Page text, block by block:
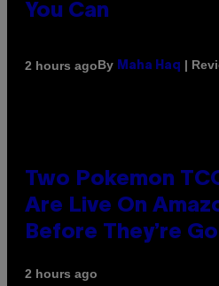
You Can
2 hours agoBy Maha Haq |
Two Pokemon
Are Live On
Before They’re
2 hours ago